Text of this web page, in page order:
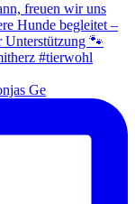
Ge